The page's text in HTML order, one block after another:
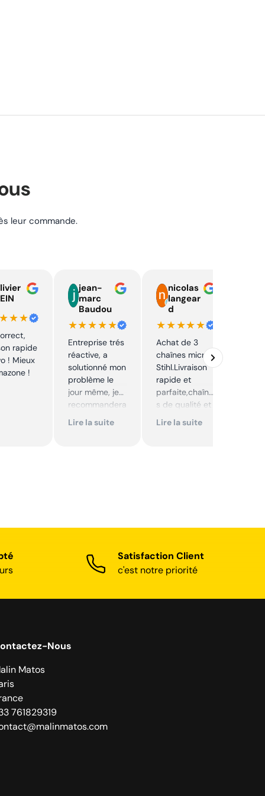
leur commande.
rapide
! Mieux
!
jean-
marc
Baudou
★★★★★
Entreprise trés
réactive, a
solutionné mon
problème le
jour même, je
recommandera
i. Articles bien
Lire la suite
nicolas
langear
d
★★★★★
Achat de 3
chaînes micro
Stihl.Livraison
rapide et
parfaite,chaîne
s de qualité et
prix très
Lire la suite
Satisfaction Client
c'est notre priorité
Nous
Matos
761829319